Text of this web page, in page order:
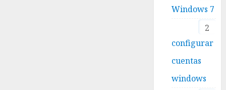
Windows 7
2
configurar
cuentas
windows